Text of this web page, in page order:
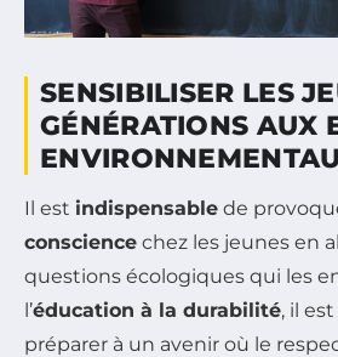
SENSIBILISER LES
GÉNÉRATIONS AUX
Il est indispensable de
conscience chez les jeunes en
questions écologiques qui les
l’éducation à la durabilité, il
préparer à un avenir où le